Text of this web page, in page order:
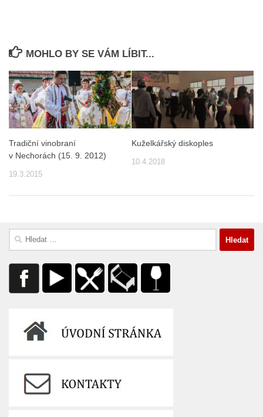
MOHLO BY SE VÁM LÍBIT...
Tradiční vinobraní
v Nechorách (15. 9. 2012)
19.3.2015
Kuželkářský diskoples
10.4.2018
Vyhledávání